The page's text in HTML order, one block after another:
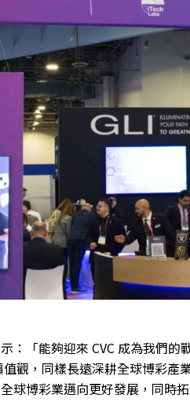
：「能夠迎來 CVC 成為我們的
觀，同樣長遠深耕全球博彩
球博彩業邁向更好發展，同時拓